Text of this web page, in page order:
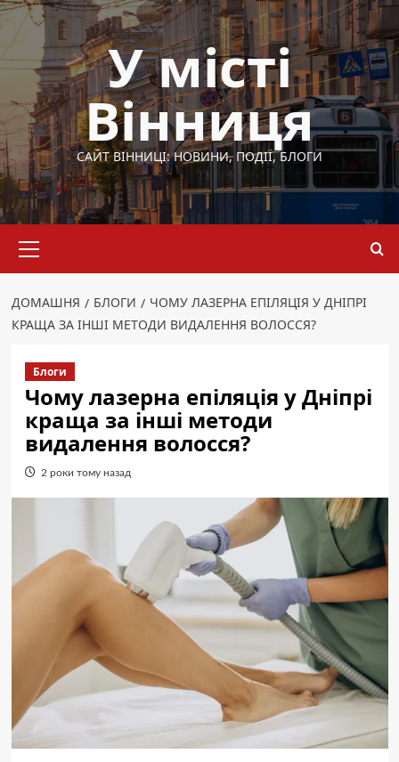
Перейти
до
вмісту
У місті
Вінниця
САЙТ ВІННИЦІ: НОВИНИ, ПОДІЇ, БЛОГИ
меню
ДОМАШНЯ БЛОГИ
ЧОМУ ЛАЗЕРНА ЕПІЛЯЦІЯ У ДНІПРІ
КРАЩА ЗА ІНШІ МЕТОДИ ВИДАЛЕННЯ ВОЛОССЯ?
Блоги
Чому лазерна епіляція у Дніпрі
краща за інші методи
видалення волосся?
2 роки тому назад